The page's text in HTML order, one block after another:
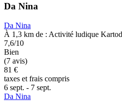
Da Nina
Da Nina
À 1,3 km de : Activité ludique
7,6/10
Bien
(7 avis)
81 €
taxes et frais compris
6 sept. - 7 sept.
Da Nina